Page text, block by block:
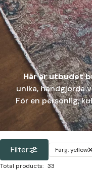
Här är utbudet
unika, handgjorda
För en personlig,
Filter Färg:yellow
Total products: 33